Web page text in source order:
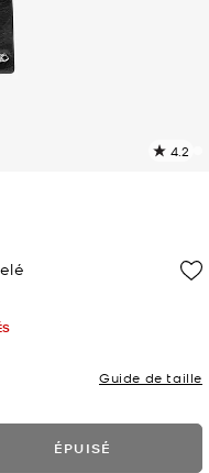
4.2
Guide de taille
ÉPUISÉ